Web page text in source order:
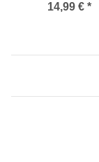
14,99 € *